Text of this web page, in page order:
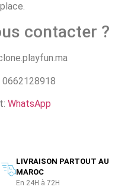
contacter ?
WhatsApp
LIVRAISON PARTOUT AU
MAROC
En 24H à 72H